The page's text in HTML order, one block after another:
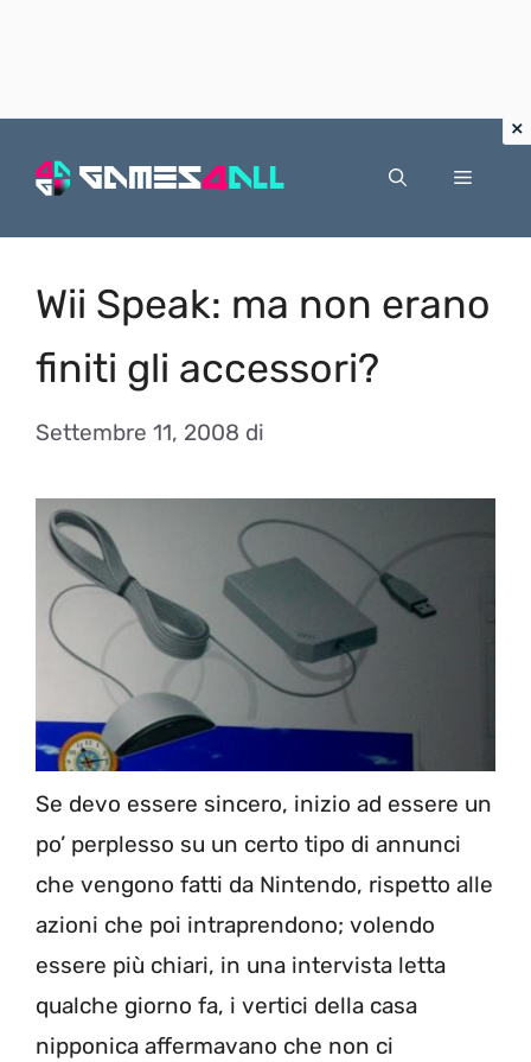
Menu
Wii Speak: ma non erano
finiti gli accessori?
Settembre 11, 2008 di
Se devo essere sincero, inizio ad essere un
po’ perplesso su un certo tipo di annunci
che vengono fatti da Nintendo, rispetto alle
azioni che poi intraprendono; volendo
essere più chiari, in una intervista letta
qualche giorno fa, i vertici della casa
nipponica affermavano che non ci